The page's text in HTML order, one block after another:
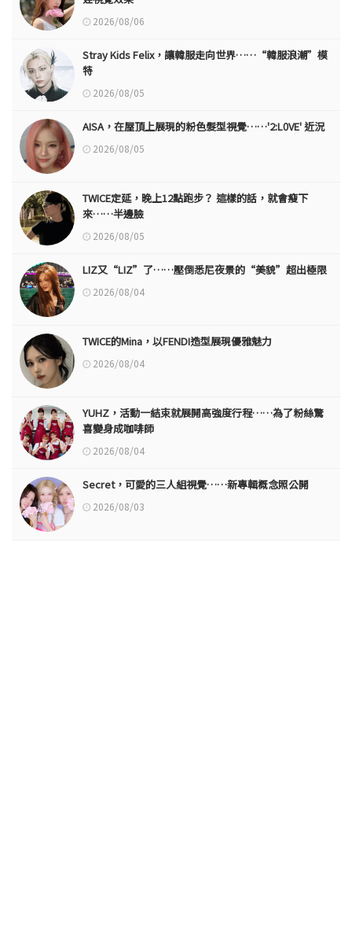
2026/08/06
Stray Kids Felix，讓韓服走向世界……“韓服浪潮”模
特
2026/08/05
AISA，在屋頂上展現的粉色髮型視覺……'2:L0VE' 近況
2026/08/05
TWICE定延，晚上12點跑步？ 這樣的話，就會瘦下
來……半邊臉
2026/08/05
LIZ又“LIZ”了……壓倒悉尼夜景的“美貌”超出極限
2026/08/04
TWICE的Mina，以FENDI造型展現優雅魅力
2026/08/04
YUHZ，活動一結束就展開高強度行程……為了粉絲驚
喜變身成咖啡師
2026/08/04
Secret，可愛的三人組視覺……新專輯概念照公開
2026/08/03